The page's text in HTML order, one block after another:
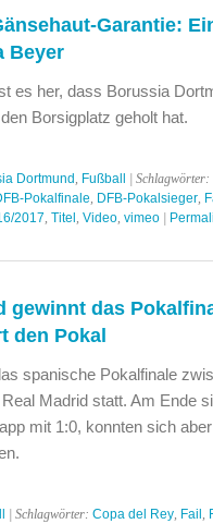
Garantie:
Beyer
es her, dass Borussia
Borsigplatz geholt hat.
Dortmund Fußball | Schlagwörter:
Pokalfinale DFB-Pokalsieger
2017 Titel Video vimeo |
gewinnt das
den Pokal
spanische Pokalfinale
Madrid statt. Am Ende
mit 1:0, konnten sich
| Schlagwörter: Copa del Rey Fail